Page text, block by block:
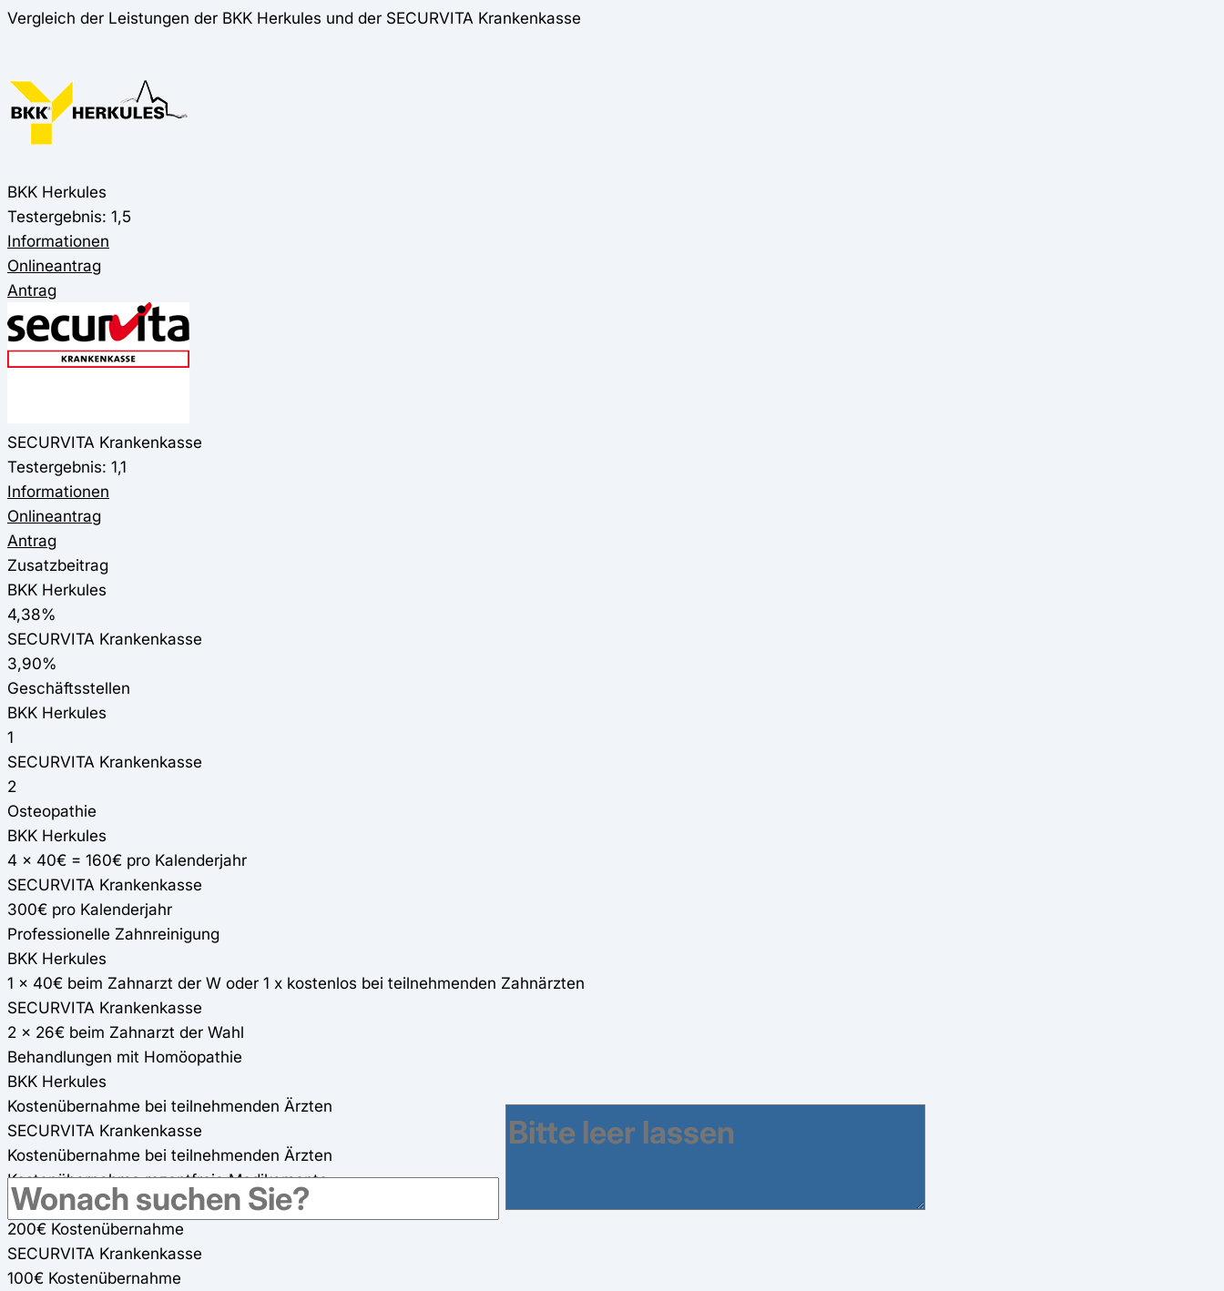
Vergleich der Leistungen der BKK Herkules und der SECURVITA Krankenkasse
BKK Herkules
Testergebnis: 1,5
Informationen
Onlineantrag
Antrag
SECURVITA Krankenkasse
Testergebnis: 1,1
Informationen
Onlineantrag
Antrag
Zusatzbeitrag
BKK Herkules
4,38%
SECURVITA Krankenkasse
3,90%
Geschäftsstellen
BKK Herkules
1
SECURVITA Krankenkasse
2
Osteopathie
BKK Herkules
4 x 40€ = 160€ pro Kalenderjahr
SECURVITA Krankenkasse
300€ pro Kalenderjahr
Professionelle Zahnreinigung
BKK Herkules
1 x 40€ beim Zahnarzt der W oder 1 x kostenlos bei teilnehmenden Zahnärzten
SECURVITA Krankenkasse
2 x 26€ beim Zahnarzt der Wahl
Behandlungen mit Homöopathie
BKK Herkules
Kostenübernahme bei teilnehmenden Ärzten
SECURVITA Krankenkasse
Kostenübernahme bei teilnehmenden Ärzten
Kostenübernahme rezeptfreie Medikamente
BKK Herkules
200€ Kostenübernahme
SECURVITA Krankenkasse
100€ Kostenübernahme